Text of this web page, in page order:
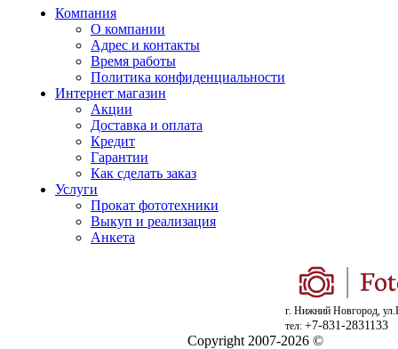
Компания
О компании
Адрес и контакты
Время работы
Политика конфиденциальности
Интернет магазин
Акции
Доставка и оплата
Кредит
Гарантии
Как сделать заказ
Услуги
Прокат фототехники
Выкуп и реализация
Анкета
г. Нижний Новгород,
тел: +7-831-2831133
Copyright 2007-2026 ©